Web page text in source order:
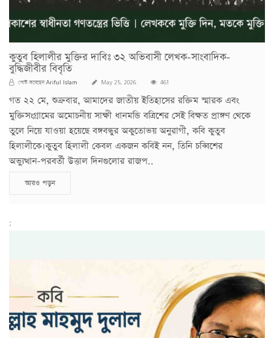
কুতুব হিলালীর মুক্তির দাবিঃ ৩২ অভিবাসী লেখক-সাংবাদিক-
বুদ্ধিজীবীর বিবৃতি
পোস্ট করেছেনAriful Islam May 25, 2026 461
গত ২২ মে, শুক্রবার, আমাদের জাতীয় ইতিহাসের রক্তিম স্মারক এবং
মুক্তিসংগ্রামের অমোচনীয় সাক্ষী ধানমন্ডি বত্রিশের সেই বিক্ষত প্রাঙ্গণ থেকে
তুলে নিয়ে যাওয়া হয়েছে বঙ্গবন্ধুর অকুতোভয় অনুরাগী, কবি কুতুব
হিলালীকে।কুতুব হিলালী কেবল একজন কবিই নন, তিনি চব্বিশের
অভ্যুত্থান-পরবর্তী উত্তাল দিনগুলোর রাজপ..
আরও পড়ুন
;